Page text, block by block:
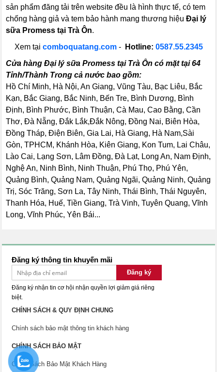
sản phẩm đăng tải trên website đều là hình thực tế, có tem
chống hàng giả và tem bảo hành mang thương hiệuĐại lý
sữa Promess tại Trà Ôn.
Xem tại comboquatang.com- Hotline: 0587.55.2345
Cửa hàng Đại lý sữa Promess tại Trà Ôn có mặt tại 64
Tỉnh/Thành Trong cả nước bao gồm:
Hồ Chí Minh, Hà Nội, An Giang, Vũng Tàu, Bạc Liêu, Bắc
Kạn, Bắc Giang, Bắc Ninh, Bến Tre, Bình Dương, Bình
Định, Bình Phước, Bình Thuận, Cà Mau, Cao Bằng, Cần
Thơ, Đà Nẵng, Đắk Lắk,Đắk Nông, Đồng Nai, Biên Hòa,
Đồng Tháp, Điện Biên, Gia Lai, Hà Giang, Hà Nam,Sài
Gòn, TPHCM, Khánh Hòa, Kiên Giang, Kon Tum, Lai Châu,
Lào Cai, Lạng Sơn, Lâm Đồng, Đà Lạt, Long An, Nam Định,
Nghệ An, Ninh Bình, Ninh Thuận, Phú Thọ, Phú Yên,
Quảng Bình, Quảng Nam, Quảng Ngãi, Quảng Ninh, Quảng
Trị, Sóc Trăng, Sơn La, Tây Ninh, Thái Bình, Thái Nguyên,
Thanh Hóa, Huế, Tiền Giang, Trà Vinh, Tuyên Quang, Vĩnh
Long, Vĩnh Phúc, Yên Bái...
Đăng ký thông tin khuyến mãi
Đăng ký
Đăng ký nhận tin cơ hội nhận quyền lợi giảm giá riêng
biệt.
CHÍNH SÁCH & QUY ĐỊNH CHUNG
Chính sách bảo mật thông tin khách hàng
CHÍNH SÁCH BẢO MẬT
Chính Sách Bảo Mật Khách Hàng